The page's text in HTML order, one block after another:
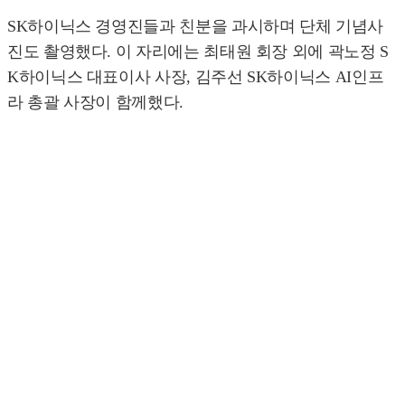
SK하이닉스 경영진들과 친분을 과시하며 단체 기념사
진도 촬영했다. 이 자리에는 최태원 회장 외에 곽노정 S
K하이닉스 대표이사 사장, 김주선 SK하이닉스 AI인프
라 총괄 사장이 함께했다.